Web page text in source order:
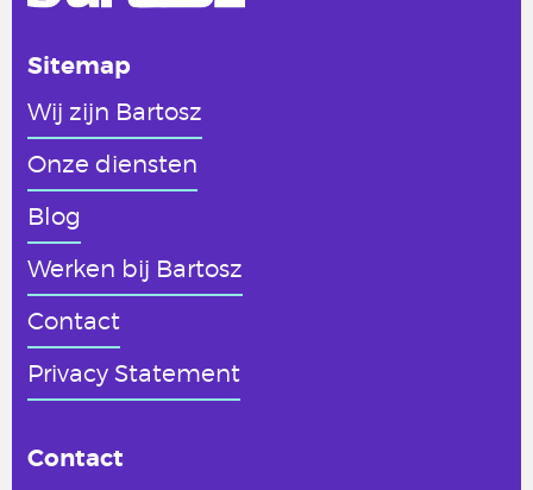
Sitemap
Wij zijn Bartosz
Onze diensten
Blog
Werken bij Bartosz
Contact
Privacy Statement
Contact